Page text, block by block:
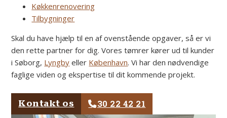
Køkkenrenovering
Tilbygninger
Skal du have hjælp til en af ovenstående opgaver, så er vi
den rette partner for dig. Vores tømrer kører ud til kunder
i Søborg, Lyngby eller København. Vi har den nødvendige
faglige viden og ekspertise til dit kommende projekt.
Kontakt os 30 22 42 21